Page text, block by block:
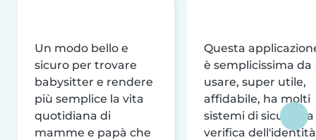
Un modo bello e
sicuro per trovare
babysitter e rendere
più semplice la vita
quotidiana di
mamme e papà che
Questa
è semplicissima da
usare, super utile,
affidabile, ha molti
sistemi di sicurezza
verifica dell'identità